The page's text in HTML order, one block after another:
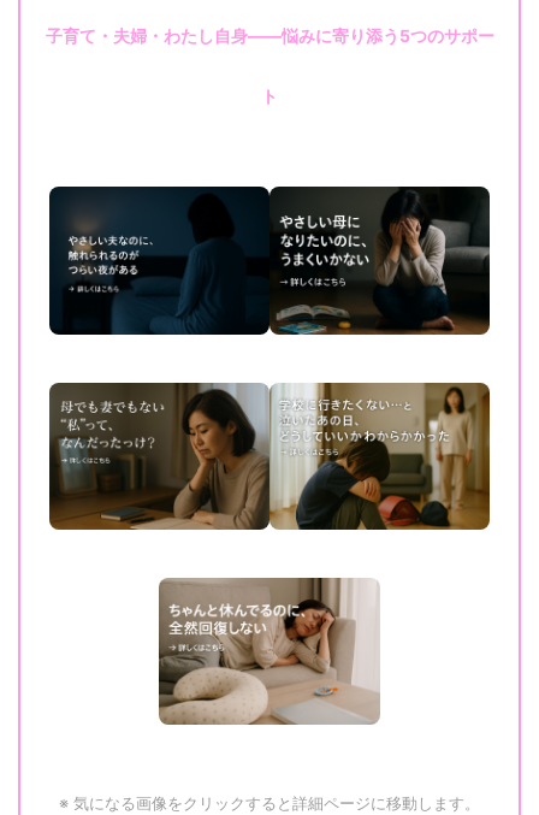
子育て・夫婦・わたし自身——悩みに寄り添う5つのサポー
ト
※ 気になる画像をクリックすると詳細ページに移動します。